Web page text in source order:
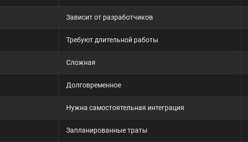
Зависит от разработчиков
Требуют длительной работы
Сложная
Долговременное
Нужна самостоятельная интеграция
Запланированные траты